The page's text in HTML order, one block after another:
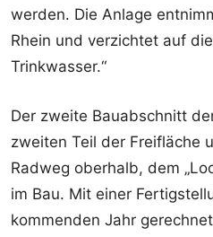
werden. Die Anlage
Rhein und verzichtet auf
Trinkwasser.“
Der zweite Bauabschnitt
zweiten Teil der Freifläche
Radweg oberhalb, dem
im Bau. Mit einer
kommenden Jahr